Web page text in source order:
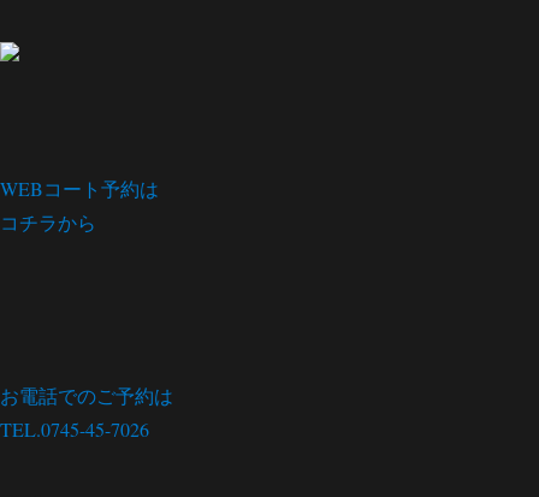
WEBコート予約は
コチラから
お電話でのご予約は
TEL.0745-45-7026